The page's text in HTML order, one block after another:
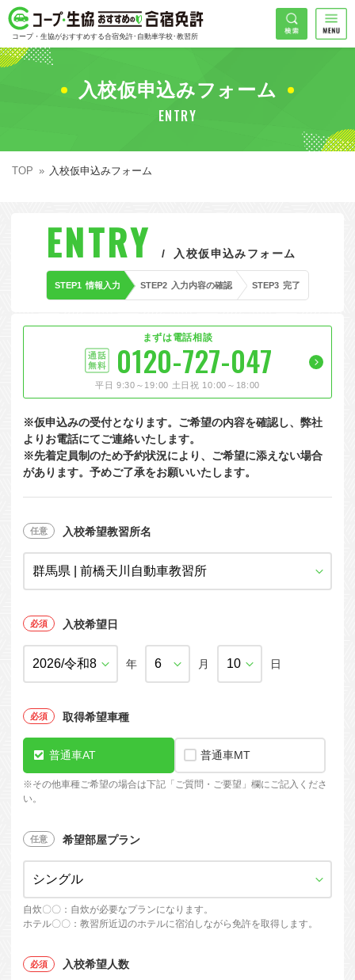
コープ・生協おすすめの合宿免許
コープ・生協がおすすめする合宿免許･自動車学校･教習所
HOME
コープ・生協おすすめの合宿免許ランキング
普通車
大型二輪
準中型車
大型車
けん引
中型車
大型二種
普通二種
中型二種
大型車+大型特殊
大型特殊+けん引
大型車+大型特殊+けん引
エリアで探す
東北エリア
甲信越エリア
北陸エリア
関西エリア
中国エリア
四国エリア
九州エリア
沖縄エリア
誕生月割
キャンペーンで探す
コープ合宿免許スタッフがおすすめの教習所
お一人でも安心な教習所
教習料金が安い教習所
合宿免許の食事がおいしいと好評な教習所
温泉プランがある教習所
自炊ができる教習所
ホテルプランがある教習所
入校日で探す
私たちについて
コープ・生協おすすめの合宿免許パンフレット
お支払いについて
よくある質問
入校の流れ/スケジュール
給付金制度について
合宿免許とは
免許の行政処分と再取得について
初心運転者の処分と再試験
停止処分を受けた方の再取得
地域
47 件が見つかりました
免許の種類
エリア
検索
入校仮申込みフォーム
ENTRY
TOP 入校仮申込みフォーム
ENTRY 入校仮申込みフォーム
STEP1 情報入力 STEP2 入力内容の確認 STEP3 完了
まずは電話相談
0120-727-047
平日 9:30～19:00 土日祝 10:00～18:00
※仮申込みの受付となります。ご希望の内容を確認し、弊社
よりお電話にてご連絡いたします。
※先着定員制のため予約状況により、ご希望に添えない場合
があります。予めご了承をお願いいたします。
入校希望教習所名
入校希望日
年 月 日
取得希望車種
普通車AT 普通車MT
※その他車種ご希望の場合は下記「ご質問・ご要望」欄にご記入くださ
い。
希望部屋プラン
自炊〇〇：自炊が必要なプランになります。
ホテル〇〇：教習所近辺のホテルに宿泊しながら免許を取得します。
入校希望人数